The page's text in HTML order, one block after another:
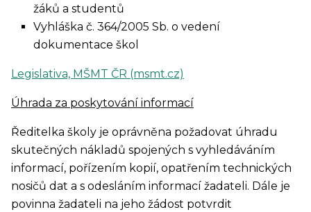
žáků a studentů
Vyhláška č. 364/2005 Sb. o vedení
dokumentace škol
Legislativa, MŠMT ČR (msmt.cz)
Úhrada za poskytování informací
Ředitelka školy je oprávněna požadovat úhradu
skutečných nákladů spojených s vyhledáváním
informací, pořízením kopií, opatřením technických
nosičů dat a s odesláním informací žadateli. Dále je
povinna žadateli na jeho žádost potvrdit